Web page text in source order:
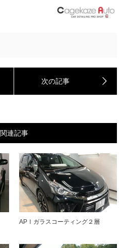
関連記事
APⅠガラスコーティング２層